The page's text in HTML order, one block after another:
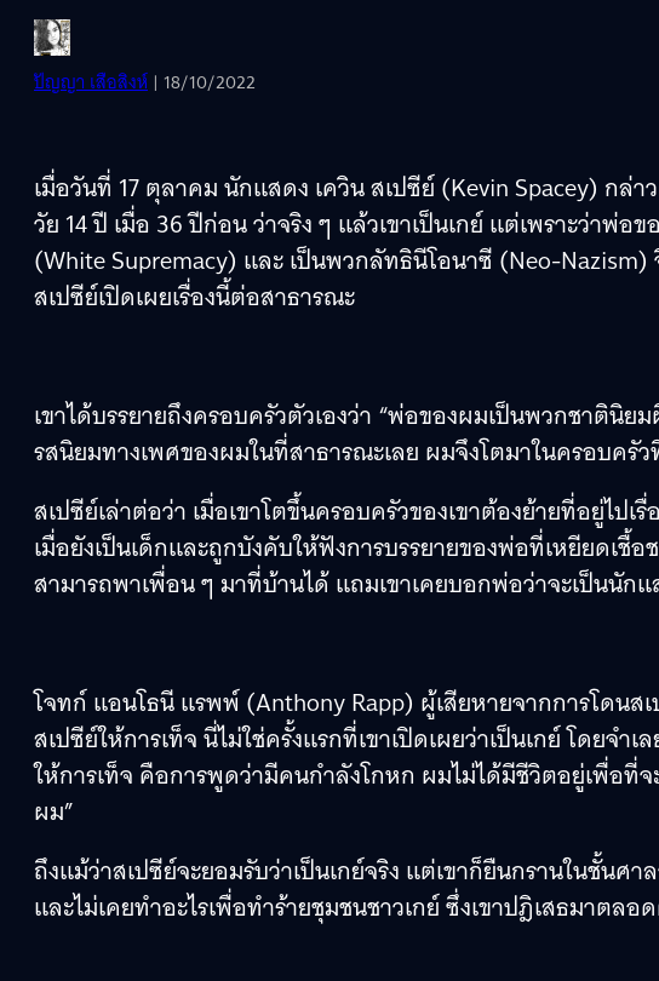
ปัญญา เสือสิงห์ | 18/10/2022
เมื่อวันที่ 17 ตุลาคม นักแสดง เควิน สเปซีย์ (Kevin Spacey) กล่
วัย 14 ปี เมื่อ 36 ปีก่อน ว่าจริง ๆ แล้วเขาเป็นเกย์ แต่เพราะว่าพ่
(White Supremacy) และ เป็นพวกลัทธินีโอนาซี (Neo-
สเปซีย์เปิดเผยเรื่องนี้ต่อสาธารณะ
เขาได้บรรยายถึงครอบครัวตัวเองว่า “พ่อของผมเป็นพวกชาตินิย
รสนิยมทางเพศของผมในที่สาธารณะเลย ผมจึงโตมาในครอบครั
สเปซีย์เล่าต่อว่า เมื่อเขาโตขึ้นครอบครัวของเขาต้องย้ายที่อยู่ไป
เมื่อยังเป็นเด็กและถูกบังคับให้ฟังการบรรยายของพ่อที่เหยียดเชื้
สามารถพาเพื่อน ๆ มาที่บ้านได้ แถมเขาเคยบอกพ่อว่าจะเป็นนัก
โจทก์ แอนโธนี แรพพ์ (Anthony Rapp) ผู้เสียหายจากการโดนส
สเปซีย์ให้การเท็จ นี่ไม่ใช่ครั้งแรกที่เขาเปิดเผยว่าเป็นเกย์ โดยจำ
ให้การเท็จ คือการพูดว่ามีคนกำลังโกหก ผมไม่ได้มีชีวิตอยู่เพื่อที่
ผม”
ถึงแม้ว่าสเปซีย์จะยอมรับว่าเป็นเกย์จริง แต่เขาก็ยืนกรานในชั้นศ
และไม่เคยทำอะไรเพื่อทำร้ายชุมชนชาวเกย์ ซึ่งเขาปฎิเสธมาตล